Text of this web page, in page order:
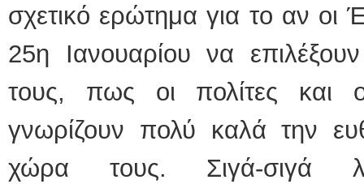
σχετικό ερώτημα για το αν οι
25η Ιανουαρίου να
τους, πως οι πολίτες και
γνωρίζουν πολύ καλά την
χώρα τους. Σιγά-σιγά